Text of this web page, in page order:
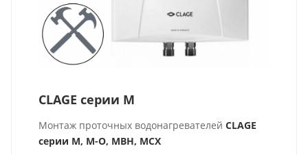
CLAGE серии M
Монтаж проточных водонагревателей CLAGE
серии M, M-O, MBH, MCX